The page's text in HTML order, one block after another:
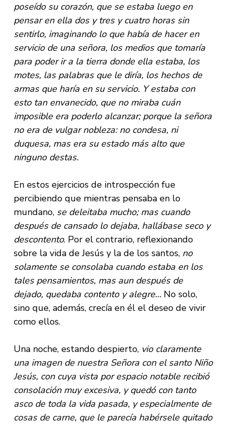
poseído su corazón, que se estaba luego en
pensar en ella dos y tres y cuatro horas sin
sentirlo, imaginando lo que había de hacer en
servicio de una señora, los medios que tomaría
para poder ir a la tierra donde ella estaba, los
motes, las palabras que le diría, los hechos de
armas que haría en su servicio. Y estaba con
esto tan envanecido, que no miraba cuán
imposible era poderlo alcanzar; porque la señora
no era de vulgar nobleza: no condesa, ni
duquesa, mas era su estado más alto que
ninguno destas.
En estos ejercicios de introspección fue
percibiendo que mientras pensaba en lo
mundano, se deleitaba mucho; mas cuando
después de cansado lo dejaba, hallábase seco y
descontento. Por el contrario, reflexionando
sobre la vida de Jesús y la de los santos, no
solamente se consolaba cuando estaba en los
tales pensamientos, mas aun después de
dejado, quedaba contento y alegre…No solo,
sino que, además, crecía en él el deseo de vivir
como ellos.
Una noche, estando despierto, vio claramente
una imagen de nuestra Señora con el santo Niño
Jesús, con cuya vista por espacio notable recibió
consolación muy excesiva, y quedó con tanto
asco de toda la vida pasada, y especialmente de
cosas de carne, que le parecía habérsele quitado